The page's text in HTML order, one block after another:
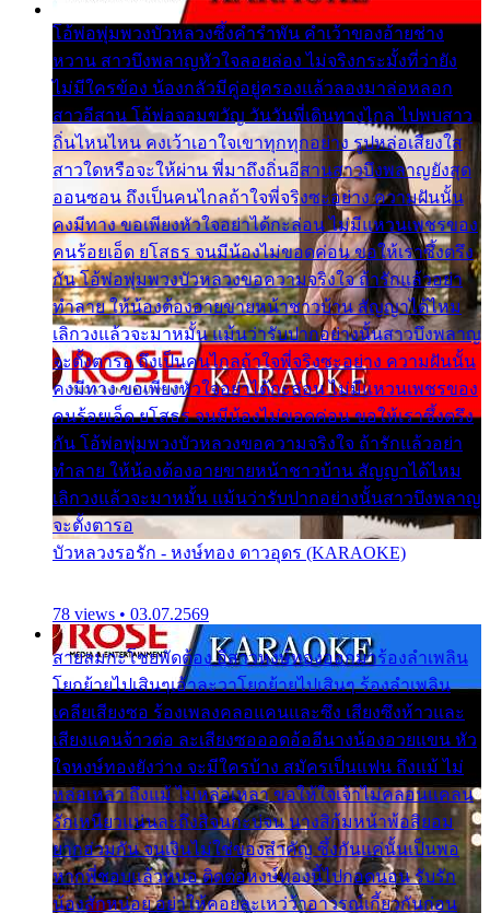
โอ้พ่อพุ่มพวงบัวหลวงซึ้งคำรำพัน คำเว้าของอ้ายช่าง
หวาน สาวบึงพลาญหัวใจลอยล่อง ไม่จริงกระมั้งที่ว่ายัง
ไม่มีใครข้อง น้องกลัวมีคู่อยู่ครองแล้วลองมาล่อหลอก
สาวอีสาน โอ้พ่อจอมขวัญ วันวันพี่เดินทางไกล ไปพบสาว
ถิ่นไหนไหน คงเว้าเอาใจเขาทุกทุกอย่าง รูปหล่อเสียงใส
สาวใดหรือจะให้ผ่าน พี่มาถึงถิ่นอีสานสาวบึงพลาญยังสุด
ออนซอน ถึงเป็นคนไกลถ้าใจพี่จริงซะอย่าง ความฝันนั้น
คงมีทาง ขอเพียงหัวใจอย่าได้กะล่อน ไม่มีแหวนเพชรของ
คนร้อยเอ็ด ยโสธร จนมีน้องไม่ขอดค่อน ขอให้เราซึ้งตรึง
กัน โอ้พ่อพุ่มพวงบัวหลวงขอความจริงใจ ถ้ารักแล้วอย่า
ทำลาย ให้น้องต้องอายขายหน้าชาวบ้าน สัญญาได้ไหม
เลิกวงแล้วจะมาหมั้น แม้นว่ารับปากอย่างนั้นสาวบึงพลาญ
จะตั้งตารอ ถึงเป็นคนไกลถ้าใจพี่จริงซะอย่าง ความฝันนั้น
คงมีทาง ขอเพียงหัวใจอย่าได้กะล่อน ไม่มีแหวนเพชรของ
คนร้อยเอ็ด ยโสธร จนมีน้องไม่ขอดค่อน ขอให้เราซึ้งตรึง
กัน โอ้พ่อพุ่มพวงบัวหลวงขอความจริงใจ ถ้ารักแล้วอย่า
ทำลาย ให้น้องต้องอายขายหน้าชาวบ้าน สัญญาได้ไหม
เลิกวงแล้วจะมาหมั้น แม้นว่ารับปากอย่างนั้นสาวบึงพลาญ
จะตั้งตารอ
บัวหลวงรอรัก - หงษ์ทอง ดาวอุดร (KARAOKE)
78 views • 03.07.2569
สายลมกะโชยพัดต้อง อีสาวหงษ์ทองออกมาร้องลำเพลิน
โยกย้ายไปเสินๆเอ้าละวาโยกย้ายไปเสินๆ ร้องลำเพลิน
เคลียเสียงซอ ร้องเพลงคลอแคนและซึง เสียงซึงห้าวและ
เสียงแคนจ้าวต่อ ละเสียงซอออดอ้ออีนางน้องอวยแขน หัว
ใจหงษ์ทองยังว่าง จะมีใครบ้าง สมัครเป็นแฟน ถึงแม้ ไม่
หล่อเหลา ถึงแม้ ไม่หล่อเหลา ขอให้ใจเจ้าไม่คลอนแคลน
รักเหนียวแน่นละถึงสิจนกะบ่จน นางสิก้มหน้าพ้อสิยอม
ยากฮ่วมกัน จนเงินไม่ใช่ของสำคัญ ซึ้งกันแค่นั้นเป็นพอ
หากพี่ชอบแล้วหนอ ติดต่อหงษ์ทองนี้ไปกอดนอน รับรัก
น้องสักหน่อย อย่าให้คอยละเหว่ว้าอาวรณ์เกี้ยวกันก่อน